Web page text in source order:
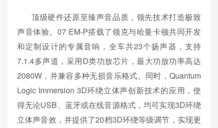
顶级硬件还原至臻声音品质，领先技术打造极致
声音体验。07 EM-P搭载了领克与哈曼卡顿共同开发
和定制设计的专属音响，全车共23个扬声器，支持
7.1.4多声道，采用D类功放芯片，最大功放功率高达
2080W，并兼容多种无损音乐格式。同时，Quantum
Logic Immersion 3D环绕立体声创新技术的应用，使
得无论USB、蓝牙或在线音源格式，均可实现3D环绕
立体声音效，并提供了20档3D环绕等级调节，实现更